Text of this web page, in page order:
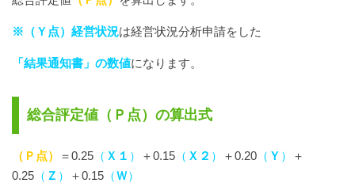
※（Ｙ点）経営状況は経営状況分析申請をした
「結果通知書」の数値になります。
総合評定値（Ｐ点）の算出式
（Ｐ点） ＝0.25 （ Ｘ１ ） ＋0.15 （ Ｘ２ ） ＋0.20 （ Ｙ ）
＋
0.25 （ Ｚ ） ＋0.15 （Ｗ）